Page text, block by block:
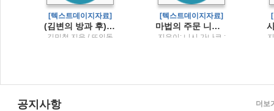
[텍스트데이지자료]
(김변의 방과 후) 법률사무소 그런 법이 어딨냐고 묻고 싶을 때
김민철 지음 / 뜨인돌
[텍스트데이지자료]
마법의 주문 니시 가나코 소설
지은이: 니시 가나코 ;
공지사항 더보